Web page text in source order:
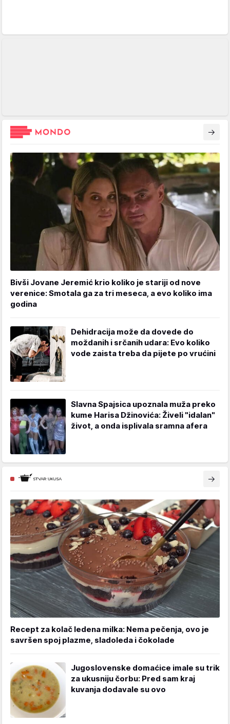
Bivši Jovane Jeremić krio koliko je stariji od nove
verenice: Smotala ga za tri meseca, a evo koliko ima
godina
Dehidracija može da dovede do
moždanih i srčanih udara: Evo koliko
vode zaista treba da pijete po vrućini
Slavna Spajsica upoznala muža preko
kume Harisa Džinovića: Živeli "idalan"
život, a onda isplivala sramna afera
Recept za kolač ledena milka: Nema pečenja, ovo je
savršen spoj plazme, sladoleda i čokolade
Jugoslovenske domaćice imale su trik
za ukusniju čorbu: Pred sam kraj
kuvanja dodavale su ovo